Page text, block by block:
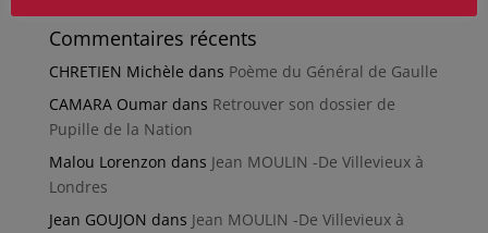
Commentaires récents
CHRETIEN Michèle dans Poème du Général de Gaulle
CAMARA Oumardans Retrouver son dossier de
Pupille de la Nation
Malou Lorenzon dans Jean MOULIN -De Villevieux à
Londres
Jean GOUJON dans Jean MOULIN -De Villevieux à